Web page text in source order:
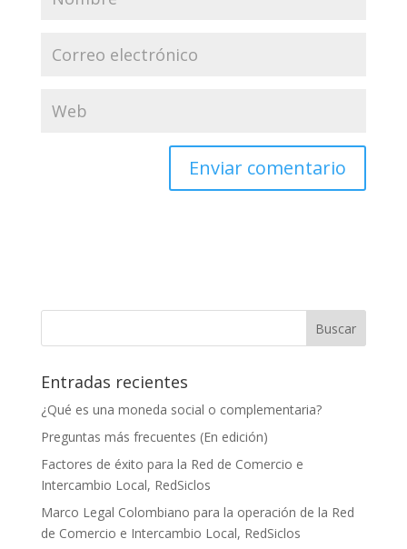
Entradas recientes
¿Qué es una moneda social o complementaria?
Preguntas más frecuentes (En edición)
Factores de éxito para la Red de Comercio e
Intercambio Local, RedSiclos
Marco Legal Colombiano para la operación de la Red
de Comercio e Intercambio Local, RedSiclos